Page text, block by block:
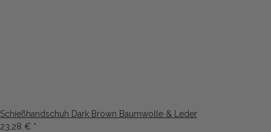
Schießhandschuh Dark Brown Baumwolle & Leder
23,28 € *